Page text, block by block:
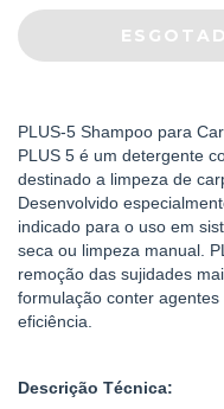
PLUS-5 Shampoo para
PLUS 5 é um detergente
destinado a limpeza de
Desenvolvido
indicado para o uso em
seca ou limpeza manual.
remoção das sujidades
formulação conter
eficiência.
Descrição Técnica: